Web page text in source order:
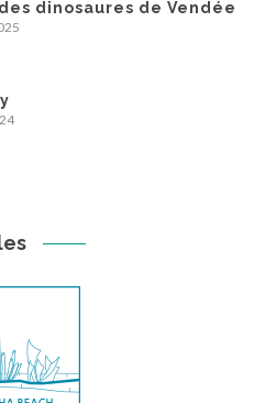
dinosaures de Vendée